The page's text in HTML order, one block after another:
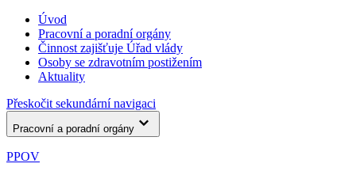
Úvod
Pracovní a poradní orgány
Činnost zajišťuje Úřad vlády
Osoby se zdravotním postižením
Aktuality
Přeskočit sekundární navigaci
Pracovní a poradní orgány
PPOV